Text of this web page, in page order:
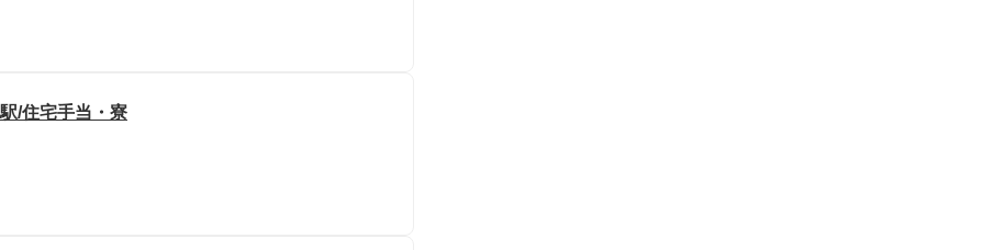
/住宅手当・寮